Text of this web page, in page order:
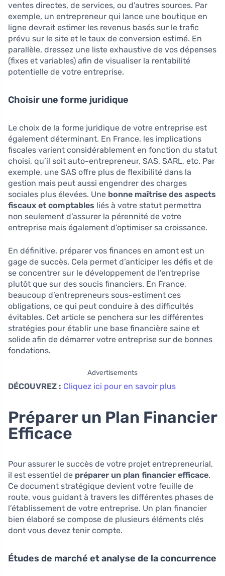
ventes directes, de services, ou d’autres sources. Par
exemple, un entrepreneur qui lance une boutique en
ligne devrait estimer les revenus basés sur le trafic
prévu sur le site et le taux de conversion estimé. En
parallèle, dressez une liste exhaustive de vos dépenses
(fixes et variables) afin de visualiser la rentabilité
potentielle de votre entreprise.
Choisir une forme juridique
Le choix de la forme juridique de votre entreprise est
également déterminant. En France, les implications
fiscales varient considérablement en fonction du statut
choisi, qu’il soit auto-entrepreneur, SAS, SARL, etc. Par
exemple, une SAS offre plus de flexibilité dans la
gestion mais peut aussi engendrer des charges
sociales plus élevées. Une bonne maîtrise des aspects
fiscaux et comptables liés à votre statut permettra
non seulement d’assurer la pérennité de votre
entreprise mais également d’optimiser sa croissance.
En définitive, préparer vos finances en amont est un
gage de succès. Cela permet d’anticiper les défis et de
se concentrer sur le développement de l’entreprise
plutôt que sur des soucis financiers. En France,
beaucoup d’entrepreneurs sous-estiment ces
obligations, ce qui peut conduire à des difficultés
évitables. Cet article se penchera sur les différentes
stratégies pour établir une base financière saine et
solide afin de démarrer votre entreprise sur de bonnes
fondations.
Advertisements
DÉCOUVREZ : Cliquez ici pour en savoir plus
Préparer un Plan Financier
Efficace
Pour assurer le succès de votre projet entrepreneurial,
il est essentiel de préparer un plan financier efficace.
Ce document stratégique devient votre feuille de
route, vous guidant à travers les différentes phases de
l’établissement de votre entreprise. Un plan financier
bien élaboré se compose de plusieurs éléments clés
dont vous devez tenir compte.
Études de marché et analyse de la concurrence